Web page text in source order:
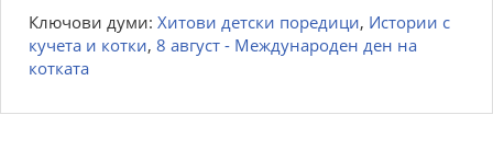
Ключови думи: Хитови детски поредици, Истории с
кучета и котки, 8 август - Международен ден на
котката